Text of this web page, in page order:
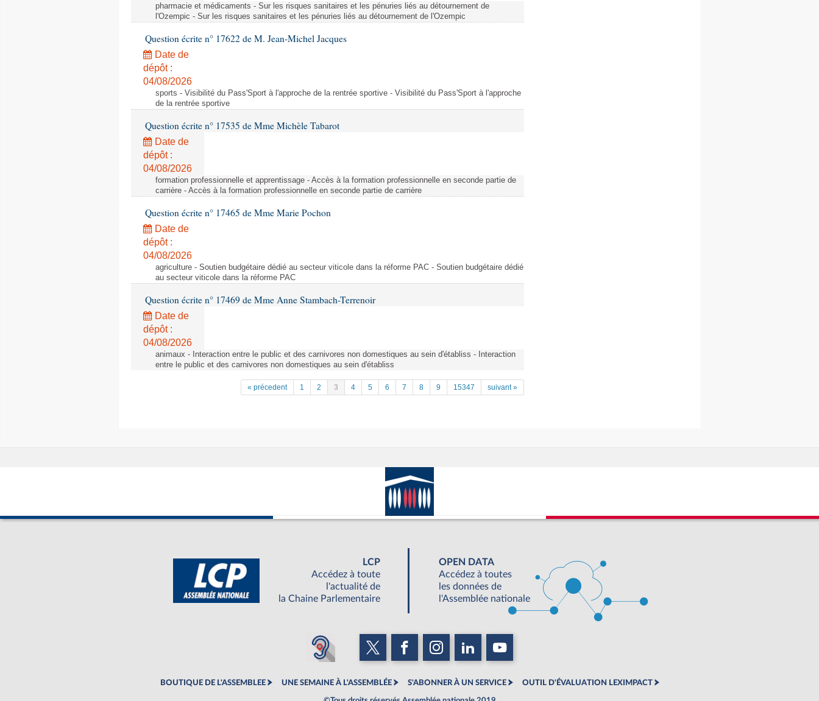
pharmacie et médicaments - Sur les risques sanitaires et les pénuries liés au détournement de
l'Ozempic - Sur les risques sanitaires et les pénuries liés au détournement de l'Ozempic
Question écrite n° 17622 de M. Jean-Michel Jacques
Date de
dépôt :
04/08/2026
sports - Visibilité du Pass'Sport à l'approche de la rentrée sportive - Visibilité du Pass'Sport à l'approche
de la rentrée sportive
Question écrite n° 17535 de Mme Michèle Tabarot
Date de
dépôt :
04/08/2026
formation professionnelle et apprentissage - Accès à la formation professionnelle en seconde partie de
carrière - Accès à la formation professionnelle en seconde partie de carrière
Question écrite n° 17465 de Mme Marie Pochon
Date de
dépôt :
04/08/2026
agriculture - Soutien budgétaire dédié au secteur viticole dans la réforme PAC - Soutien budgétaire dédié
au secteur viticole dans la réforme PAC
Question écrite n° 17469 de Mme Anne Stambach-Terrenoir
Date de
dépôt :
04/08/2026
animaux - Interaction entre le public et des carnivores non domestiques au sein d'établiss - Interaction
entre le public et des carnivores non domestiques au sein d'établiss
« précedent 1 2 3 4 5 6 7 8 9 15347 suivant »
LCP
Accédez à toute
l'actualité de
la Chaine Parlementaire
OPEN DATA
Accédez à toutes
les données de
l'Assemblée nationale
BOUTIQUE DE L'ASSEMBLEE UNE SEMAINE À L'ASSEMBLÉE S'ABONNER À UN SERVICE OUTIL D'ÉVALUATION LEXIMPACT